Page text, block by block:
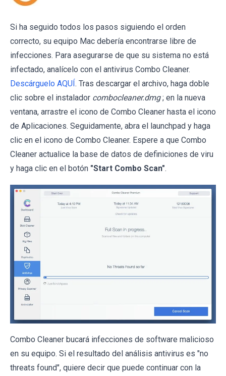
Si ha seguido todos los pasos siguiendo el orden
correcto, su equipo Mac debería encontrarse libre de
infecciones. Para asegurarse de que su sistema no está
infectado, analícelo con el antivirus Combo Cleaner.
Descárguelo AQUÍ. Tras descargar el archivo, haga doble
clic sobre el instalador combocleaner.dmg ; en la nueva
ventana, arrastre el icono de Combo Cleaner hasta el icono
de Aplicaciones. Seguidamente, abra el launchpad y haga
clic en el icono de Combo Cleaner. Espere a que Combo
Cleaner actualice la base de datos de definiciones de viru
y haga clic en el botón "Start Combo Scan".
Combo Cleaner bucará infecciones de software malicioso
en su equipo. Si el resultado del análisis antivirus es "no
threats found", quiere decir que puede continuar con la